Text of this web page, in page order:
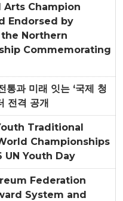
Arts Champion
Endorsed by
Northern
Commemorating
통과 미래 잇는 ‘국제 청
전격 공개
Traditional
Championships
Youth Day
Federation
System and